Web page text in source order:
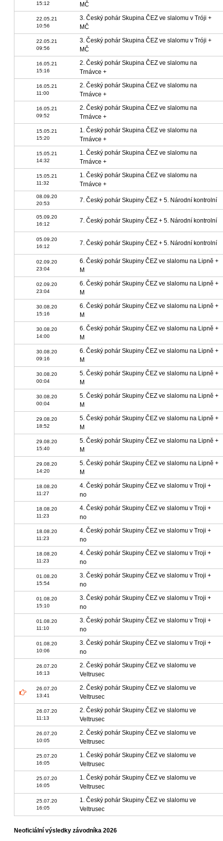
15:12
MČ
22.05.21
10:56
3. Český pohár Skupina ČEZ ve slalomu v Tróji +
MČ
22.05.21
09:56
3. Český pohár Skupina ČEZ ve slalomu v Tróji +
MČ
16.05.21
15:16
2. Český pohár Skupina ČEZ ve slalomu na
Trnávce +
16.05.21
11:00
2. Český pohár Skupina ČEZ ve slalomu na
Trnávce +
16.05.21
09:52
2. Český pohár Skupina ČEZ ve slalomu na
Trnávce +
15.05.21
15:20
1. Český pohár Skupina ČEZ ve slalomu na
Trnávce +
15.05.21
14:32
1. Český pohár Skupina ČEZ ve slalomu na
Trnávce +
15.05.21
11:32
1. Český pohár Skupina ČEZ ve slalomu na
Trnávce +
08.09.20
20:53
7. Český pohár Skupiny ČEZ + 5. Národní kontrolní
05.09.20
16:12
7. Český pohár Skupiny ČEZ + 5. Národní kontrolní
05.09.20
16:12
7. Český pohár Skupiny ČEZ + 5. Národní kontrolní
02.09.20
23:04
6. Český pohár Skupiny ČEZ ve slalomu na Lipně +
M
02.09.20
23:04
6. Český pohár Skupiny ČEZ ve slalomu na Lipně +
M
30.08.20
15:16
6. Český pohár Skupiny ČEZ ve slalomu na Lipně +
M
30.08.20
14:00
6. Český pohár Skupiny ČEZ ve slalomu na Lipně +
M
30.08.20
09:16
6. Český pohár Skupiny ČEZ ve slalomu na Lipně +
M
30.08.20
00:04
5. Český pohár Skupiny ČEZ ve slalomu na Lipně +
M
30.08.20
00:04
5. Český pohár Skupiny ČEZ ve slalomu na Lipně +
M
29.08.20
18:52
5. Český pohár Skupiny ČEZ ve slalomu na Lipně +
M
29.08.20
15:40
5. Český pohár Skupiny ČEZ ve slalomu na Lipně +
M
29.08.20
14:20
5. Český pohár Skupiny ČEZ ve slalomu na Lipně +
M
18.08.20
11:27
4. Český pohár Skupiny ČEZ ve slalomu v Troji +
no
18.08.20
11:23
4. Český pohár Skupiny ČEZ ve slalomu v Troji +
no
18.08.20
11:23
4. Český pohár Skupiny ČEZ ve slalomu v Troji +
no
18.08.20
11:23
4. Český pohár Skupiny ČEZ ve slalomu v Troji +
no
01.08.20
15:54
3. Český pohár Skupiny ČEZ ve slalomu v Troji +
no
01.08.20
15:10
3. Český pohár Skupiny ČEZ ve slalomu v Troji +
no
01.08.20
11:10
3. Český pohár Skupiny ČEZ ve slalomu v Troji +
no
01.08.20
10:06
3. Český pohár Skupiny ČEZ ve slalomu v Troji +
no
26.07.20
16:13
2. Český pohár Skupiny ČEZ ve slalomu ve
Veltrusec
26.07.20
13:41
2. Český pohár Skupiny ČEZ ve slalomu ve
Veltrusec
26.07.20
11:13
2. Český pohár Skupiny ČEZ ve slalomu ve
Veltrusec
26.07.20
10:05
2. Český pohár Skupiny ČEZ ve slalomu ve
Veltrusec
25.07.20
16:05
1. Český pohár Skupiny ČEZ ve slalomu ve
Veltrusec
25.07.20
16:05
1. Český pohár Skupiny ČEZ ve slalomu ve
Veltrusec
25.07.20
16:05
1. Český pohár Skupiny ČEZ ve slalomu ve
Veltrusec
Neoficiální výsledky závodníka 2026